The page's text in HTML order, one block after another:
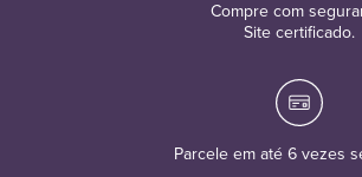
Compre com
Site certificado.
Parcele em até 6 vezes